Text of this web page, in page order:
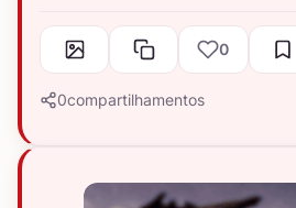
0
0compartilhamentos